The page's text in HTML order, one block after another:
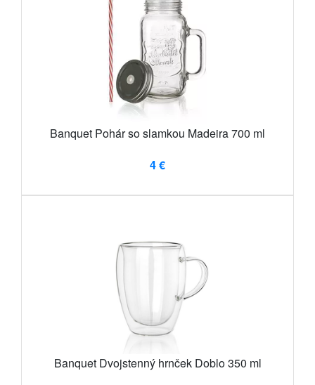
Banquet Pohár so slamkou Madeira 700 ml
4 €
Banquet Dvojstenný hrnček Doblo 350 ml